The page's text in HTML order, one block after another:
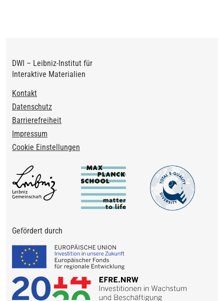
DWI – Leibniz-Institut für
Interaktive Materialien
Footer
Kontakt
Datenschutz
Barrierefreiheit
Impressum
Cookie Einstellungen
Gefördert durch